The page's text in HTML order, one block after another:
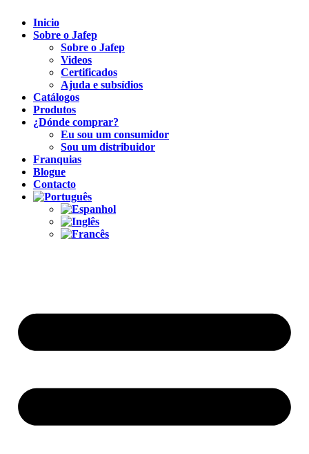
Inicio
Sobre o Jafep
Sobre o Jafep
Videos
Certificados
Ajuda e subsídios
Catálogos
Produtos
¿Dónde comprar?
Eu sou um consumidor
Sou um distribuidor
Franquias
Blogue
Contacto